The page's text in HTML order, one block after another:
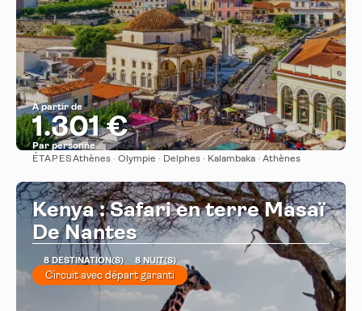
À partir de
1.301 €
Par personne
Afficher
ÉTAPESAthènes · Olympie · Delphes · Kalambaka · Athènes
Kenya : Safari en terre Masaï
De Nantes
8 DESTINATION(S) 8 NUIT(S)
Circuit avec départ garanti